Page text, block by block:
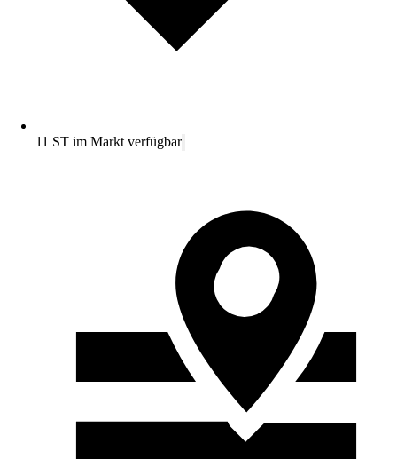
11 ST im Markt verfügbar